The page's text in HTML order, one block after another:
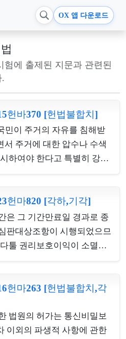
OX 앱 다운로드
험에 출제된 지문과 관련된
헌바370 [헌법불합치]
민이 주거의 자유를 침해받
서 주거에 대한 압수나 수색
하여야 한다고 특별히 강조
그 필요성을 인정할 수 있다.
발부를 전제로 하고 있지는
심판대상조항에 따른 수사
게 적용되어야 한다. 따라서
다.심판대상조항은 수사기
위하여 필요한 때에는 영장
어가 피의자를 찾는 행위를
헌마820 [각하,기각]
은 그 기간만료일 경과로 종
판대상조항이 시행되었으므
툴 권리보호이익이 소멸하
침해 여부인바, 청구인의 주
효성 등을 종합적으로 고려
하여 본안 판단에 나아가는
간에 대하여는 심판청구의
헌마263 [헌법불합치,각
법원의 허가는 통신비밀보
이외의 파생적 사항에 관한